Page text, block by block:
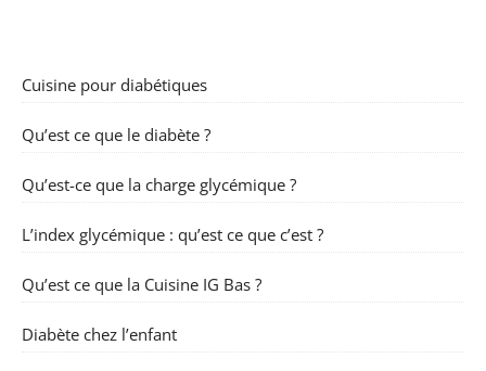
Cuisine pour diabétiques
Qu’est ce que le diabète ?
Qu’est-ce que la charge glycémique ?
L’index glycémique : qu’est ce que c’est ?
Qu’est ce que la Cuisine IG Bas ?
Diabète chez l’enfant